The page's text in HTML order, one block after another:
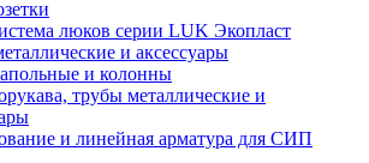
люков серии LUK Экопласт
и аксессуары
и колонны
трубы металлические и
и линейная арматура для СИП